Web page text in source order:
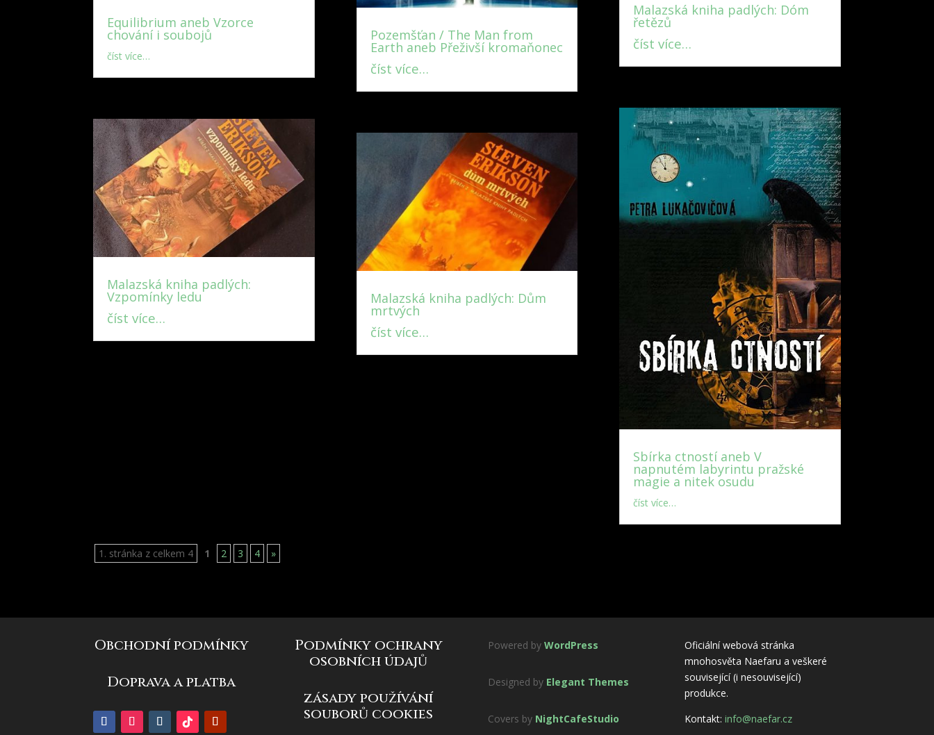
Equilibrium aneb Vzorce
chování i soubojů
číst více…
Malazská kniha padlých:
Vzpomínky ledu
číst více…
Pozemšťan / The Man from
Earth aneb Přeživší kromaňonec
číst více…
Malazská kniha padlých: Dům
mrtvých
číst více…
Malazská kniha padlých: Dóm
řetězů
číst více…
Sbírka ctností aneb V
napnutém labyrintu pražské
magie a nitek osudu
číst více…
1. stránka z celkem 4 1 2 3 4 »
Obchodní podmínky
Doprava a platba
Podmínky ochrany
osobních údajů
zásady používání
souborů cookies
Powered by WordPress
Designed by Elegant Themes
Covers by NightCafeStudio
Oficiální webová stránka
mnohosvěta Naefaru a veškeré
související (i nesouvisející)
produkce.
Kontakt:info@naefar.cz